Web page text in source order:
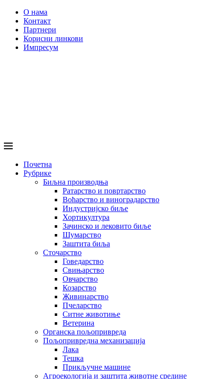
О нама
Контакт
Партнери
Корисни линкови
Импресум
Почетна
Рубрике
Биљна производња
Ратарство и повртарство
Воћарство и виноградарство
Индустријско биље
Хортикултура
Зачинско и лековито биље
Шумарство
Заштита биља
Сточарство
Говедарство
Свињарство
Овчарство
Козарство
Живинарство
Пчеларство
Ситне животиње
Ветерина
Органска пољопривреда
Пољопривредна механизација
Лака
Тешка
Прикључне машине
Агроекологија и заштита животне средине